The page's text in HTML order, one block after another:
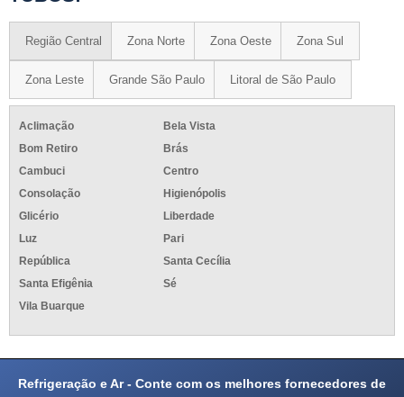
Região Central Zona Norte Zona Oeste Zona Sul
Zona Leste Grande São Paulo Litoral de São Paulo
Aclimação
Bela Vista
Bom Retiro
Brás
Cambuci
Centro
Consolação
Higienópolis
Glicério
Liberdade
Luz
Pari
República
Santa Cecília
Santa Efigênia
Sé
Vila Buarque
Refrigeração e Ar - Conte com os melhores fornecedores de